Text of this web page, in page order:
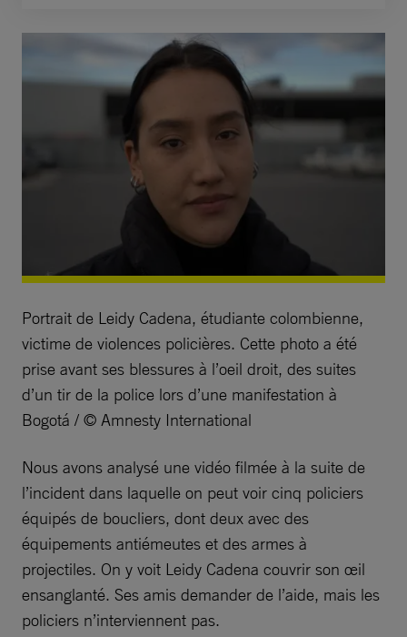
Portrait de Leidy Cadena, étudiante colombienne,
victime de violences policières. Cette photo a été
prise avant ses blessures à l’oeil droit, des suites
d’un tir de la police lors d’une manifestation à
Bogotá / © Amnesty International
Nous avons analysé une vidéo filmée à la suite de
l’incident dans laquelle on peut voir cinq policiers
équipés de boucliers, dont deux avec des
équipements antiémeutes et des armes à
projectiles. On y voit Leidy Cadena couvrir son œil
ensanglanté. Ses amis demander de l’aide, mais les
policiers n’interviennent pas.